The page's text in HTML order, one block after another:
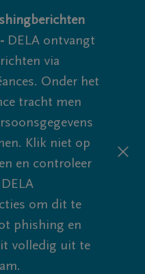
DELA ontvangt
via
Onder het
tracht men
Klik niet op
en controleer
om dit te
phishing en
volledig uit te